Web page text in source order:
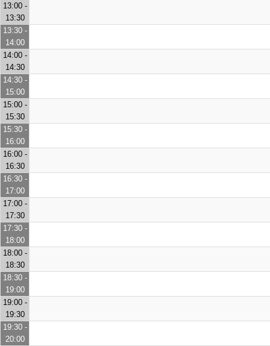
13:00 -
13:30
13:30 -
14:00
14:00 -
14:30
14:30 -
15:00
15:00 -
15:30
15:30 -
16:00
16:00 -
16:30
16:30 -
17:00
17:00 -
17:30
17:30 -
18:00
18:00 -
18:30
18:30 -
19:00
19:00 -
19:30
19:30 -
20:00